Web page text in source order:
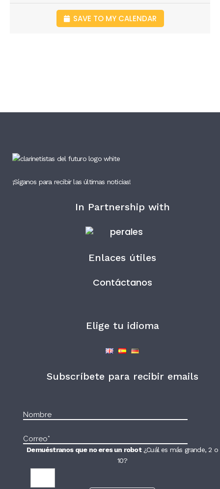
SAVE TO MY CALENDAR
¡Síganos para recibir las últimas noticias!
In Partnership with
Enlaces útiles
Contáctanos
Elige tu idioma
Subscríbete para recibir emails
Demuéstranos que no eres un robot ¿Cuál es más grande, 2 o
10?